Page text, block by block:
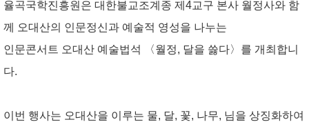
율곡국학진흥원은 대한불교조계종 제4교구 본사 월정사와 함
께 오대산의 인문정신과 예술적 영성을 나누는
인문콘서트 오대산 예술법석 〈월정, 달을 쓿다〉 를 개최합니
다.
이번 행사는 오대산을 이루는 물, 달, 꽃, 나무, 님을 상징화하여